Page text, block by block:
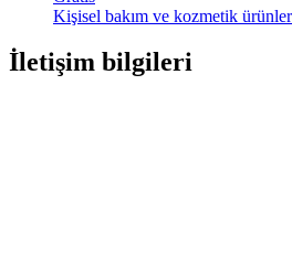
Kişisel bakım ve kozmetik
İletişim bilgileri